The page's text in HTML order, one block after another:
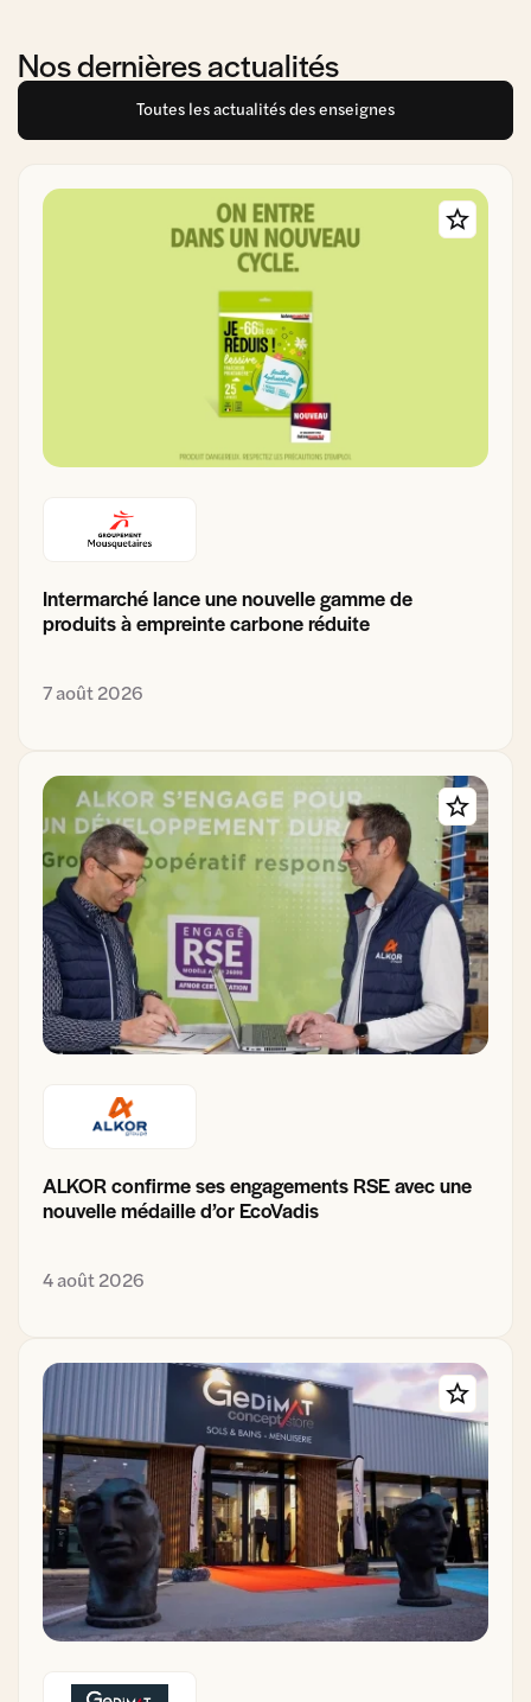
Nos dernières actualités
Toutes les actualités des enseignes
Intermarché lance une nouvelle gamme de
produits à empreinte carbone réduite
7 août 2026
ALKOR confirme ses engagements RSE avec une
nouvelle médaille d’or EcoVadis
4 août 2026